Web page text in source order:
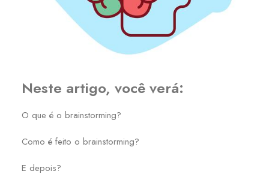
Neste artigo, você verá:
O que é o brainstorming?
Como é feito o brainstorming?
E depois?